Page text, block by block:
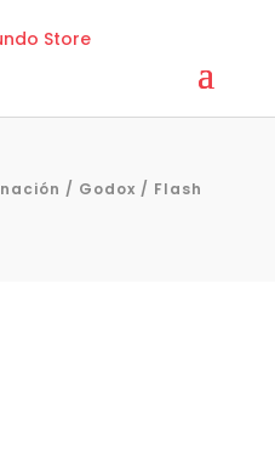
/ Godox / Flash